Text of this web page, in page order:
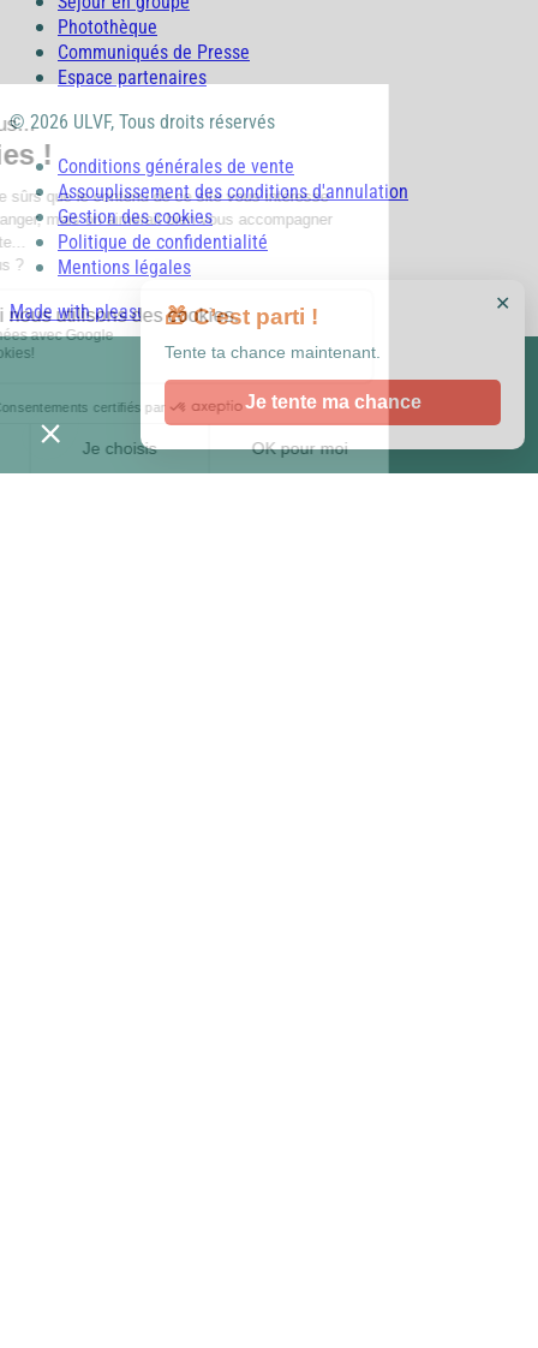
Photothèque
Communiqués de Presse
Espace partenaires
© 2026 ULVF, Tous droits réservés
Conditions générales de vente
Assouplissement des conditions d'annulation
Gestion des cookies
Politique de confidentialité
Mentions légales
Made with pleasure with
✕
🎁 C’est parti !
Tente ta chance maintenant.
Je tente ma chance